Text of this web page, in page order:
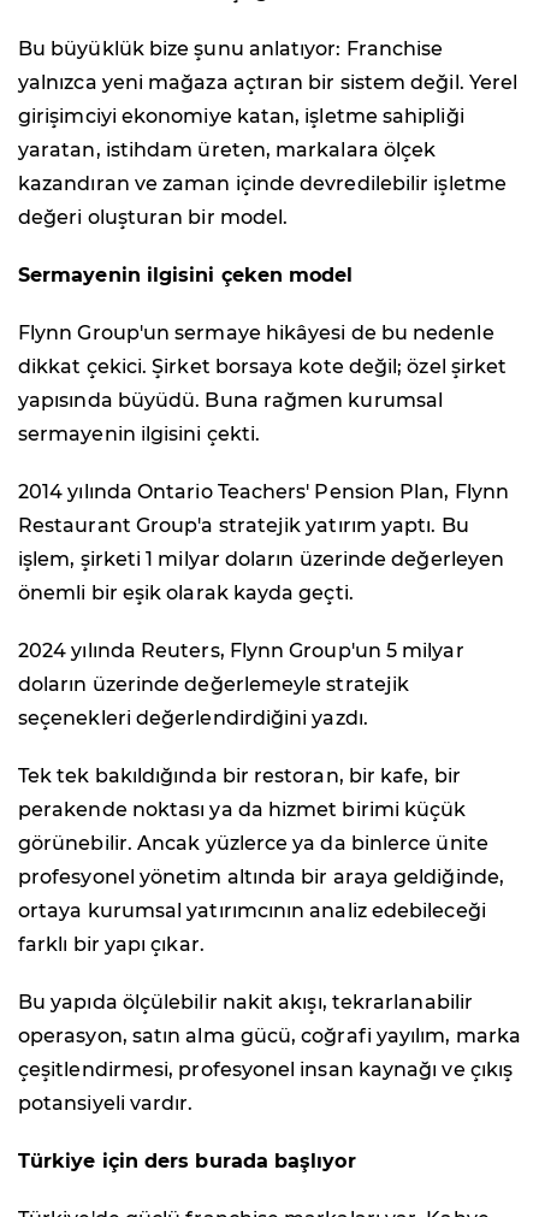
Bu büyüklük bize şunu anlatıyor: Franchise
yalnızca yeni mağaza açtıran bir sistem değil. Yerel
girişimciyi ekonomiye katan, işletme sahipliği
yaratan, istihdam üreten, markalara ölçek
kazandıran ve zaman içinde devredilebilir işletme
değeri oluşturan bir model.
Sermayenin ilgisini çeken model
Flynn Group'un sermaye hikâyesi de bu nedenle
dikkat çekici. Şirket borsaya kote değil; özel şirket
yapısında büyüdü. Buna rağmen kurumsal
sermayenin ilgisini çekti.
2014 yılında Ontario Teachers' Pension Plan, Flynn
Restaurant Group'a stratejik yatırım yaptı. Bu
işlem, şirketi 1 milyar doların üzerinde değerleyen
önemli bir eşik olarak kayda geçti.
2024 yılında Reuters, Flynn Group'un 5 milyar
doların üzerinde değerlemeyle stratejik
seçenekleri değerlendirdiğini yazdı.
Tek tek bakıldığında bir restoran, bir kafe, bir
perakende noktası ya da hizmet birimi küçük
görünebilir. Ancak yüzlerce ya da binlerce ünite
profesyonel yönetim altında bir araya geldiğinde,
ortaya kurumsal yatırımcının analiz edebileceği
farklı bir yapı çıkar.
Bu yapıda ölçülebilir nakit akışı, tekrarlanabilir
operasyon, satın alma gücü, coğrafi yayılım, marka
çeşitlendirmesi, profesyonel insan kaynağı ve çıkış
potansiyeli vardır.
Türkiye için ders burada başlıyor